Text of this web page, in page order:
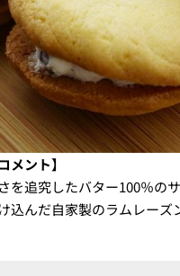
メント】
を追究したバター100％の
込んだ自家製のラムレー